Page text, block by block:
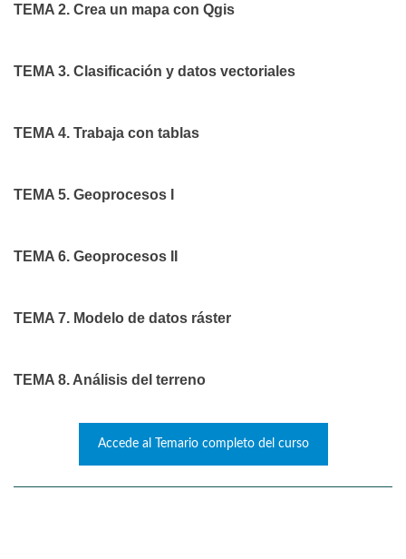
TEMA 2. Crea un mapa con Qgis
TEMA 3. Clasificación y datos vectoriales
TEMA 4. Trabaja con tablas
TEMA 5. Geoprocesos I
TEMA 6. Geoprocesos II
TEMA 7. Modelo de datos ráster
TEMA 8. Análisis del terreno
Accede al Temario completo del curso